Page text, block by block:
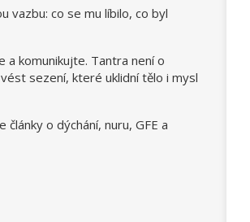
vazbu: co se mu líbilo, co byl
komunikujte. Tantra není o
sezení, které uklidní tělo i mysl
o dýchání, nuru, GFE a